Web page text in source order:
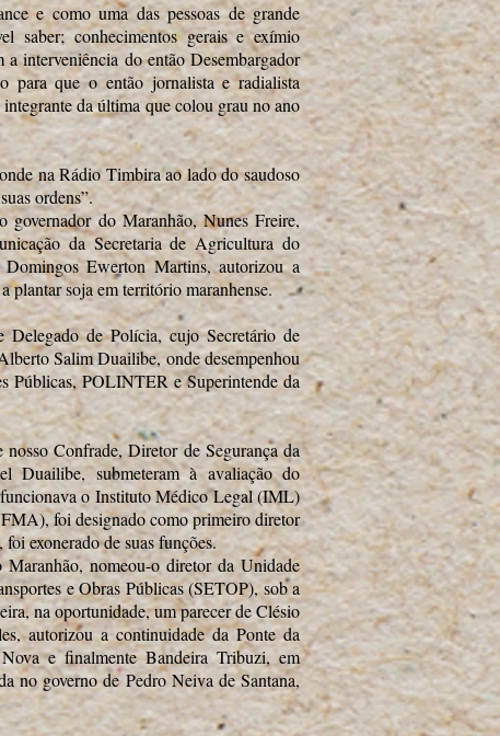
e como uma das pessoas de grande
saber; conhecimentos gerais e exímio
interveniência do então Desembargador
para que o então jornalista e radialista
da última que colou grau no ano
na Rádio Timbira ao lado do saudoso
ordens”.
do Maranhão, Nunes Freire,
da Secretaria de Agricultura do
Ewerton Martins, autorizou a
plantar soja em território maranhense.
de Polícia, cujo Secretário de
Salim Duailibe, onde desempenhou
Públicas, POLINTER e Superintende da
Confrade, Diretor de Segurança da
Duailibe, submeteram à avaliação do
o Instituto Médico Legal (IML)
foi designado como primeiro diretor
exonerado de suas funções.
nomeou-o diretor da Unidade
e Obras Públicas (SETOP), sob a
na oportunidade, um parecer de Clésio
autorizou a continuidade da Ponte da
e finalmente Bandeira Tribuzi, em
no governo de Pedro Neiva de Santana,